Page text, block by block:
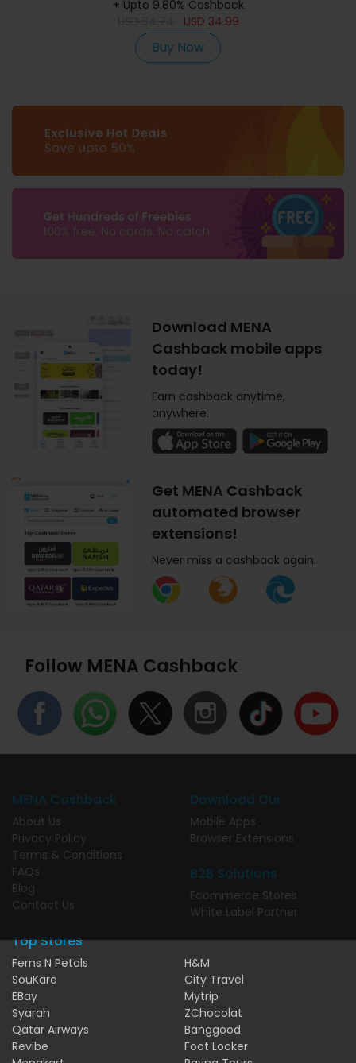
+ Upto 9.80% Cashback
USD 34.99
Buy Now
Download MENA
Cashback mobile apps
today!
Earn cashback anytime,
anywhere.
Get MENA Cashback
automated browser
extensions!
Never miss a cashback again.
Follow MENA Cashback
MENA Cashback
About Us
Privacy Policy
Terms & Conditions
FAQs
Blog
Contact Us
Download Our
Mobile Apps
Browser Extensions
B2B Solutions
Ecommerce Stores
White Label Partner
Top Stores
Ferns N Petals
SouKare
EBay
Syarah
Qatar Airways
Revibe
H&M
City Travel
Mytrip
ZChocolat
Banggood
Foot Locker